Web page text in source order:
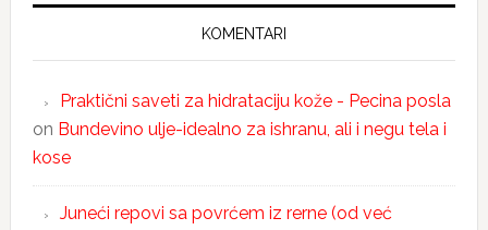
KOMENTARI
Praktični saveti za hidrataciju kože - Pecina posla
on Bundevino ulje-idealno za ishranu, ali i negu tela i
kose
Juneći repovi sa povrćem iz rerne (od već